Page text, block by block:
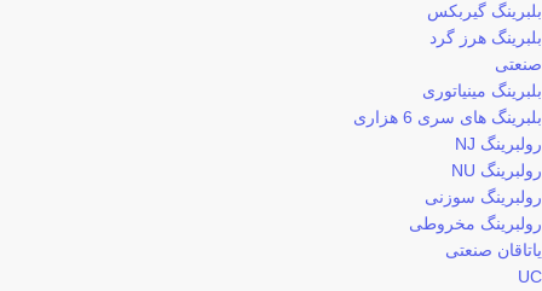
بلبرینگ گیربکس
بلبرینگ هرز گرد
صنعتی
بلبرینگ مینیاتوری
بلبرینگ های سری 6 هزاری
رولبرینگ NJ
رولبرینگ NU
رولبرینگ سوزنی
رولبرینگ مخروطی
یاتاقان صنعتی
UC